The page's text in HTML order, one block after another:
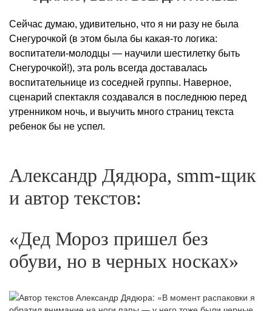
Сейчас думаю, удивительно, что я ни разу не была
Снегурочкой (в этом была бы какая-то логика:
воспитатели-молодцы — научили шестилетку быть
Снегурочкой!), эта роль всегда доставалась
воспитательнице из соседней группы. Наверное,
сценарий спектакля создавался в последнюю перед
утренником ночь, и выучить много страниц текста
ребенок бы не успел.
Александр Дядюра, smm-щик
и автор текстов:
«Дед Мороз пришел без
обуви, но в черных носках»